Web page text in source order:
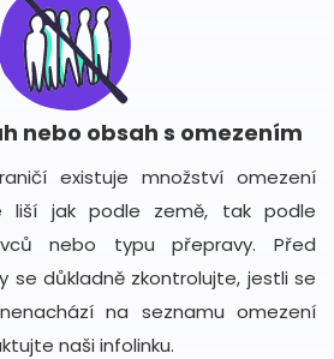
nebo obsah s omezením
existuje množství omezení
liší jak podle země, tak podle
nebo typu přepravy. Před
se důkladně zkontrolujte, jestli se
na seznamu omezení
naši infolinku.